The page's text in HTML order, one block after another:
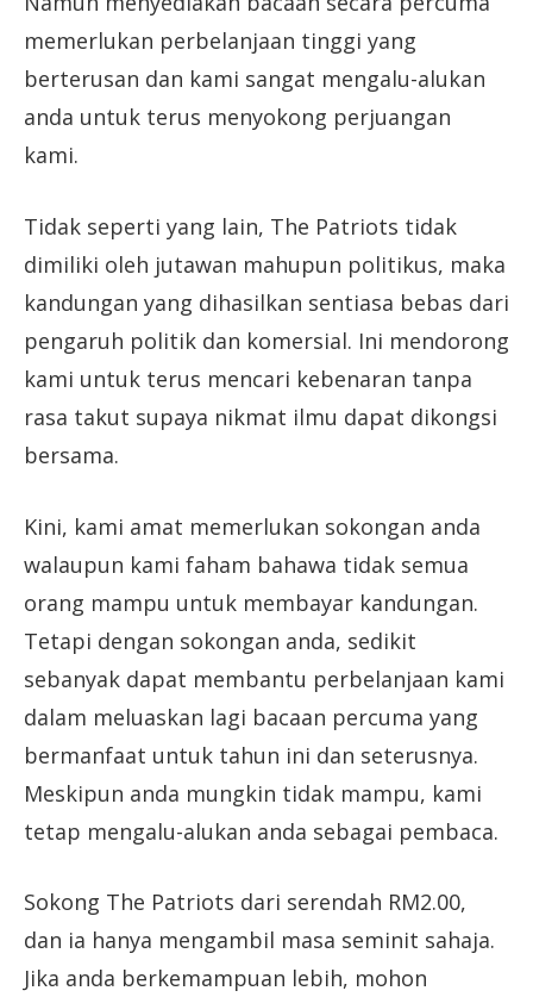
memerlukan perbelanjaan tinggi yang
berterusan dan kami sangat mengalu-alukan
anda untuk terus menyokong perjuangan
kami.
Tidak seperti yang lain, The Patriots tidak
dimiliki oleh jutawan mahupun politikus, maka
kandungan yang dihasilkan sentiasa bebas dari
pengaruh politik dan komersial. Ini mendorong
kami untuk terus mencari kebenaran tanpa
rasa takut supaya nikmat ilmu dapat dikongsi
bersama.
Kini, kami amat memerlukan sokongan anda
walaupun kami faham bahawa tidak semua
orang mampu untuk membayar kandungan.
Tetapi dengan sokongan anda, sedikit
sebanyak dapat membantu perbelanjaan kami
dalam meluaskan lagi bacaan percuma yang
bermanfaat untuk tahun ini dan seterusnya.
Meskipun anda mungkin tidak mampu, kami
tetap mengalu-alukan anda sebagai pembaca.
Sokong The Patriots dari serendah RM2.00,
dan ia hanya mengambil masa seminit sahaja.
Jika anda berkemampuan lebih, mohon